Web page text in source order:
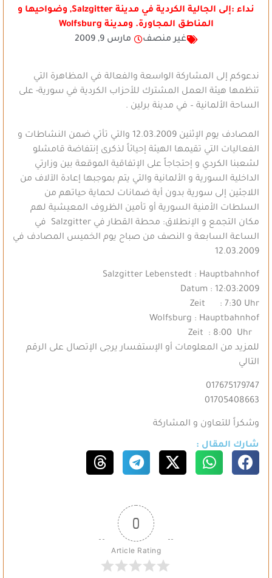
نداء :إلى الجالية الكردية في مدينة Salzgitter, وضواحيها و
المناطق المجاورة. ومدينة Wolfsburg
غير منصف
مارس 9, 2009
ندعوكم إلى المشاركة الواسعة والفعالة في المظاهرة التي
تنظمها هيئة العمل المشترك للأحزاب الكردية في سورية- على
الساحة الألمانية – في مدينة برلين .
المصادف يوم الإثنين 12.03.2009 والتي تأتي ضمن النشاطات و
الفعاليات التي تقيمها الهيئة إحيائاً لذكرى إنتفاضة قامشلو
لشعبنا الكردي و إحتجاجاً على الإتفاقية الموقعة بين وزارتي
الداخلية السورية و الألمانية والتي يتم بموجبها إعادة الآلاف من
اللاجئين إلى سورية بدون أية ضمانات لحماية حياتهم من
السلطات الأمنية السورية أو تأمين الظروف المعيشية لهم
مكان التجمع و الإنطلاق: محطة القطار في Salzgitter في
الساعة السابعة و النصف من صباح يوم الخميس المصادف في
12.03.2009
Salzgitter Lebenstedt : Hauptbahnhof
Datum : 12:03:2009
Zeit : 7:30 Uhr
Wolfsburg : Hauptbahnhof
للمزيد من المعلومات أو الإستفسار يرجى الإتصال على الرقم
التالي
017675179747
01705408663
وشكراً للتعاون و المشاركة
شارك المقال :
0
Article Rating